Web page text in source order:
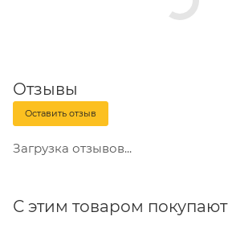
Отзывы
Оставить отзыв
Загрузка отзывов...
С этим товаром покупают